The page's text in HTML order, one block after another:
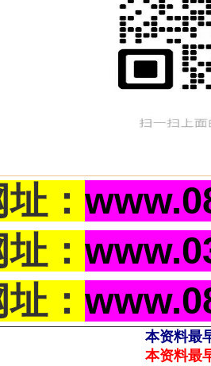
址：
址：
址：
本资料最
本资料最